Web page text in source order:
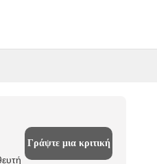
Γράψτε μια κριτική